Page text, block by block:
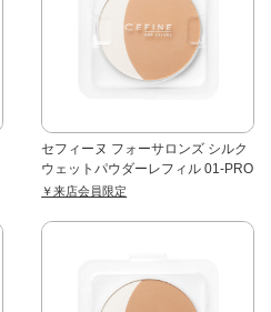
セフィーヌ フォーサロンズ シルク
ウェットパウダーレフィル 01-PRO
￥来店会員限定